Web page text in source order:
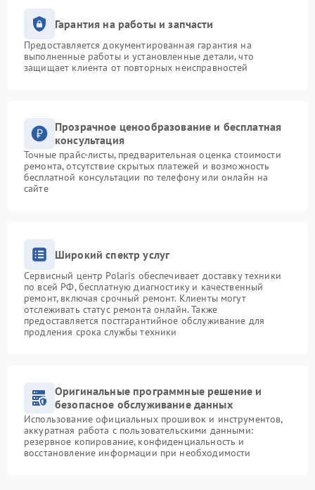
Гарантия на работы и запчасти
Предоставляется документированная гарантия на
выполненные работы и установленные детали, что
защищает клиента от повторных неисправностей
Прозрачное ценообразование и бесплатная
консультация
Точные прайс-листы, предварительная оценка стоимости
ремонта, отсутствие скрытых платежей и возможность
бесплатной консультации по телефону или онлайн на
сайте
Широкий спектр услуг
Сервисный центр Polaris обеспечивает доставку техники
по всей РФ, бесплатную диагностику и качественный
ремонт, включая срочный ремонт. Клиенты могут
отслеживать статус ремонта онлайн. Также
предоставляется постгарантийное обслуживание для
продления срока службы техники
Оригинальные программные решение и
безопасное обслуживание данных
Использование официальных прошивок и инструментов,
аккуратная работа с пользовательскими данными:
резервное копирование, конфиденциальность и
восстановление информации при необходимости